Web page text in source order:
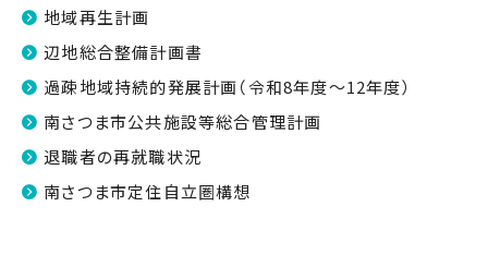
地域再生計画
辺地総合整備計画書
過疎地域持続的発展計画（令和8年度～12年度）
南さつま市公共施設等総合管理計画
退職者の再就職状況
南さつま市定住自立圏構想